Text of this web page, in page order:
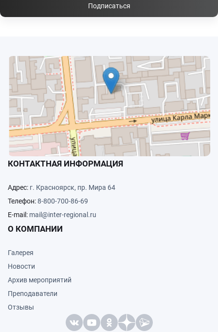
Подписаться
КОНТАКТНАЯ ИНФОРМАЦИЯ
Адрес: г. Красноярск, пр. Мира 64
Телефон:8-800-700-86-69
E-mail: mail@inter-regional.ru
О КОМПАНИИ
Галерея
Новости
Архив мероприятий
Преподаватели
Отзывы